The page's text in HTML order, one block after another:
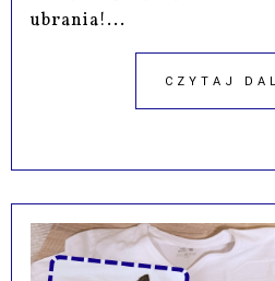
ubrania!...
CZYTAJ